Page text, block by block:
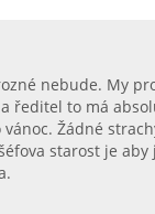
nebude. My
ředitel to má
Žádné
starost je aby